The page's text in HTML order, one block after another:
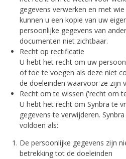
gegevens verwerken en met
kunnen u een kopie van uw
persoonlijke gegevens van
documenten niet zichtbaar.
Recht op rectificatie
U hebt het recht om uw
of toe te voegen als deze niet
de doeleinden waarvoor ze zijn
Recht om te wissen ('recht om
U hebt het recht om Synbra te
gegevens te verwijderen.
voldoen als:
De persoonlijke gegevens zijn
betrekking tot de doeleinden